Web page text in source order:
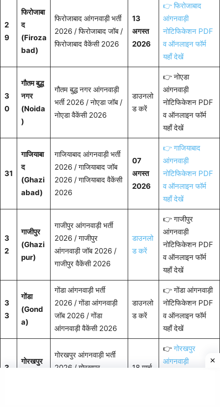
2
9
फिरोजाबा
द
(Firoza
bad)
फिरोजाबाद आंगनवाड़ी भर्ती
2026 / फिरोजाबाद जॉब /
फिरोजाबाद वैकेंसी 2026
13
अगस्त
2026
👉 फिरोजाबाद
आंगनवाड़ी
नोटिफिकेशन PDF
व ऑनलाइन फॉर्म
यहाँ देखें
3
0
गौतम बुद्ध
नगर
(Noida
)
गौतम बुद्ध नगर आंगनवाड़ी
भर्ती 2026 / नोएडा जॉब /
नोएडा वैकेंसी 2026
डाउनलो
ड करें
👉 नोएडा
आंगनवाड़ी
नोटिफिकेशन PDF
व ऑनलाइन फॉर्म
यहाँ देखें
31
गाजियाबा
द
(Ghazi
abad)
गाजियाबाद आंगनवाड़ी भर्ती
2026 / गाजियाबाद जॉब
2026 / गाजियाबाद वैकेंसी
2026
07
अगस्त
2026
👉 गाजियाबाद
आंगनवाड़ी
नोटिफिकेशन PDF
व ऑनलाइन फॉर्म
यहाँ देखें
3
2
गाजीपुर
(Ghazi
pur)
गाजीपुर आंगनवाड़ी भर्ती
2026 / गाजीपुर
आंगनवाड़ी जॉब 2026 /
गाजीपुर वैकेंसी 2026
डाउनलो
ड करें
👉 गाजीपुर
आंगनवाड़ी
नोटिफिकेशन PDF
व ऑनलाइन फॉर्म
यहाँ देखें
3
3
गोंडा
(Gond
a)
गोंडा आंगनवाड़ी भर्ती
2026 / गोंडा आंगनवाड़ी
जॉब 2026 / गोंडा
आंगनवाड़ी वैकेंसी 2026
डाउनलो
ड करें
👉 गोंडा आंगनवाड़ी
नोटिफिकेशन PDF
व ऑनलाइन फॉर्म
यहाँ देखें
3
गोरखपुर
गोरखपुर आंगनवाड़ी भर्ती
2026 / गोरखपुर
18 मार्च
👉गोरखपुर
आंगनवाड़ी